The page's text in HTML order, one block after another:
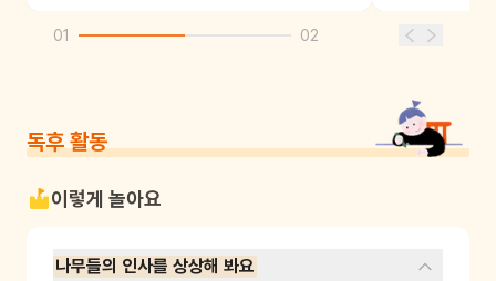
01 02
독후 활동
이렇게 놀아요
나무들의 인사를 상상해 봐요